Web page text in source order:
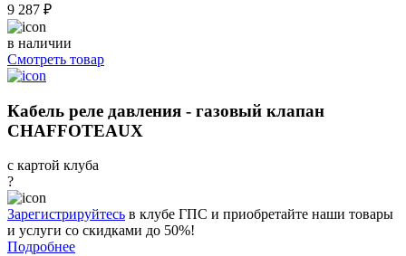
9 287 ₽
в наличии
Смотреть товар
Кабель реле давления - газовый клапан
CHAFFOTEAUX
с картой клуба
?
Зарегистрируйтесь в клубе ГПС и приобретайте наши товары
и услуги со скидками до 50%!
Подробнее